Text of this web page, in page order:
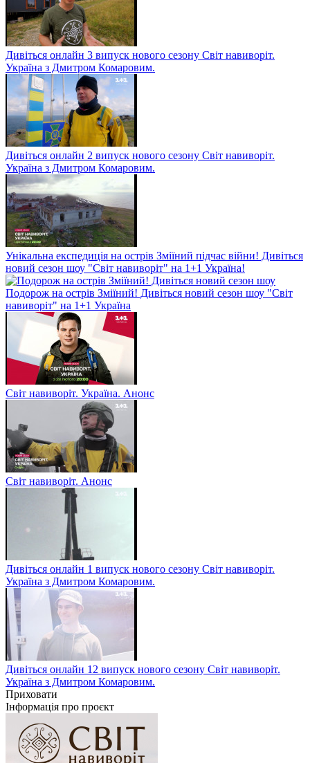
Дивіться онлайн 3 випуск нового сезону Світ навиворіт.
Україна з Дмитром Комаровим.
Дивіться онлайн 2 випуск нового сезону Світ навиворіт.
Україна з Дмитром Комаровим.
Унікальна експедиція на острів Зміїний підчас війни! Дивіться
новий сезон шоу "Світ навиворіт" на 1+1 Україна!
Подорож на острів Зміїний! Дивіться новий сезон шоу "Світ
навиворіт" на 1+1 Україна
Світ навиворіт. Україна. Анонс
Світ навиворіт. Анонс
Дивіться онлайн 1 випуск нового сезону Світ навиворіт.
Україна з Дмитром Комаровим.
Дивіться онлайн 12 випуск нового сезону Світ навиворіт.
Україна з Дмитром Комаровим.
Приховати
Інформація про проєкт